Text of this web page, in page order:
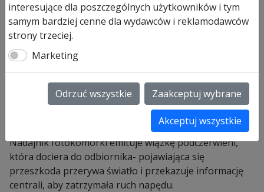
ilość
Hormann
Zestaw
SK
fotokomórka
Dodaj do koszyka
Hormann Zestaw SK fotokomórka i
lampa
Hormann Zestaw SK fotokomórka i lampa do napędu
Lineamatic /P to doskonałe zabezpieczenie Twojego
Nadajnik fotokomórki emituje wiązkę podczerwieni,
która dociera do odbiornika- pojawiająca się
przeszkoda przerywa światło i przekazuje informację
centrali, aby zatrzymała ruch napędu.
interesujące dla poszczególnych użytkowników i tym
samym bardziej cenne dla wydawców i reklamodawców
strony trzeciej.
Marketing
Odrzuć wszystkie Zaakceptuj wybrane
Akceptuj wszystkie